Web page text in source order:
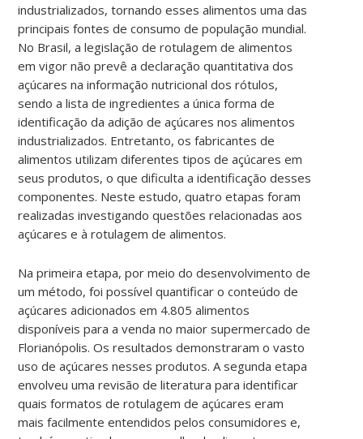
industrializados, tornando esses alimentos uma das
principais fontes de consumo de população mundial.
No Brasil, a legislação de rotulagem de alimentos
em vigor não prevê a declaração quantitativa dos
açúcares na informação nutricional dos rótulos,
sendo a lista de ingredientes a única forma de
identificação da adição de açúcares nos alimentos
industrializados. Entretanto, os fabricantes de
alimentos utilizam diferentes tipos de açúcares em
seus produtos, o que dificulta a identificação desses
componentes. Neste estudo, quatro etapas foram
realizadas investigando questões relacionadas aos
açúcares e à rotulagem de alimentos.
Na primeira etapa, por meio do desenvolvimento de
um método, foi possível quantificar o conteúdo de
açúcares adicionados em 4.805 alimentos
disponíveis para a venda no maior supermercado de
Florianópolis. Os resultados demonstraram o vasto
uso de açúcares nesses produtos. A segunda etapa
envolveu uma revisão de literatura para identificar
quais formatos de rotulagem de açúcares eram
mais facilmente entendidos pelos consumidores e,